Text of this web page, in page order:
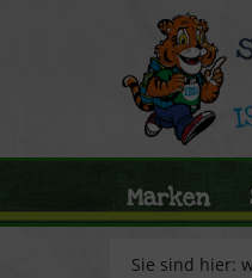
Marken
Sie sind hier: